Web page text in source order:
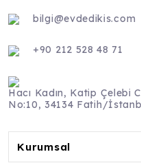
bilgi@evdedikis.com
+90 212 528 48 71
Hacı Kadın, Katip Çelebi
No:10, 34134 Fatih/
Kurumsal